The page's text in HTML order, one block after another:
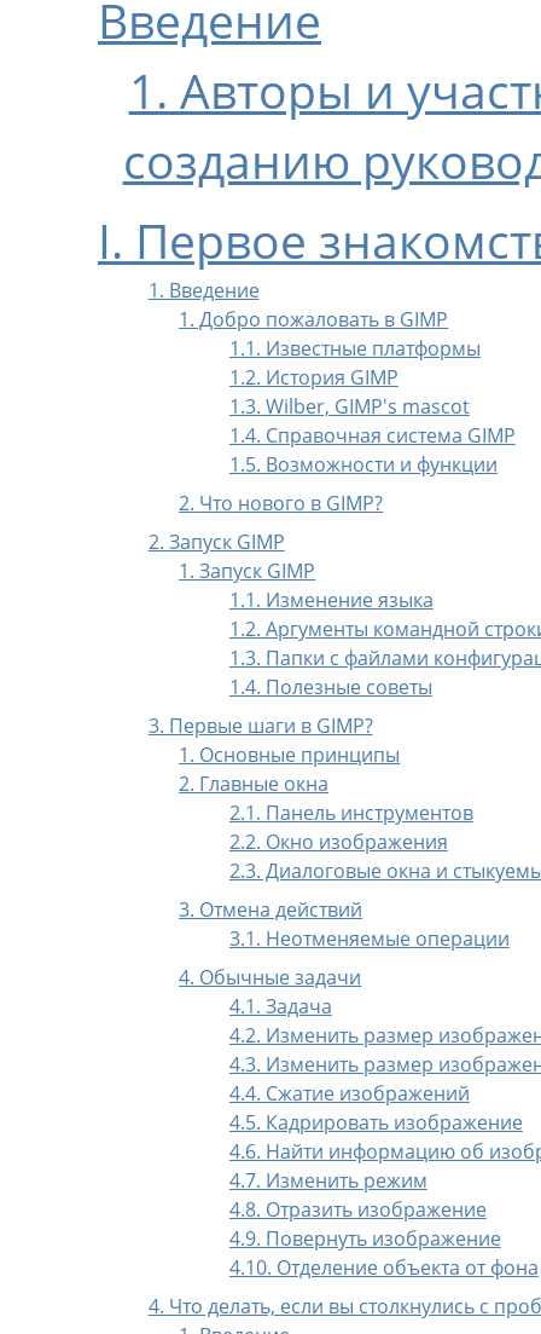
Введение
1. Авторы и
созданию
I. Первое
1. Введение
1. Добро пожаловать в GIMP
1.1. Известные платформы
1.2. История GIMP
1.3. Wilber, GIMP's mascot
1.4. Справочная система GIMP
1.5. Возможности и функции
2. Что нового в GIMP?
2. Запуск GIMP
1. Запуск GIMP
1.1. Изменение языка
1.2. Аргументы командной
1.3. Папки с файлами
1.4. Полезные советы
3. Первые шаги в GIMP?
1. Основные принципы
2. Главные окна
2.1. Панель инструментов
2.2. Окно изображения
2.3. Диалоговые окна и
3. Отмена действий
3.1. Неотменяемые операции
4. Обычные задачи
4.1. Задача
4.2. Изменить размер
4.3. Изменить размер
4.4. Сжатие изображений
4.5. Кадрировать изображение
4.6. Найти информацию об
4.7. Изменить режим
4.8. Отразить изображение
4.9. Повернуть изображение
4.10. Отделение объекта от фона
4. Что делать, если вы столкнулись с